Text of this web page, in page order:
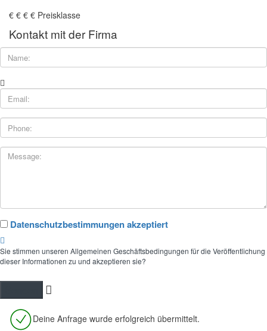
€ € € € Preisklasse
Kontakt mit der Firma
Datenschutzbestimmungen akzeptiert
Sie stimmen unseren Allgemeinen Geschäftsbedingungen für die Veröffentlichung
dieser Informationen zu und akzeptieren sie?
Deine Anfrage wurde erfolgreich übermittelt.